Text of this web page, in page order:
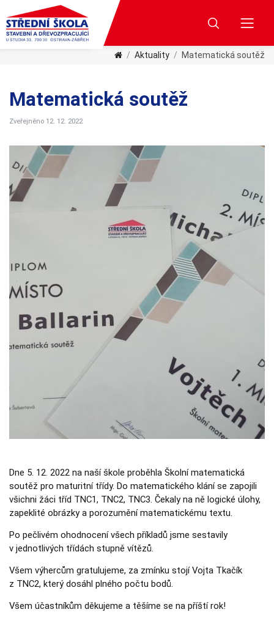
Aktuality Matematická soutěž
Matematická soutěž
Zveřejněno 12. 12. 2022
Dne 5. 12. 2022 na naší škole proběhla Školní matematická
soutěž pro maturitní třídy. Do matematického klání se zapojili
všichni žáci tříd TNC1, TNC2, TNC3. Čekaly na ně logické úlohy,
zapeklité obrázky a porozumění matematickému textu.
Po pečlivém ohodnocení všech příkladů jsme sestavily
v jednotlivých třídách stupně vítězů.
Všem výhercům gratulujeme, za zmínku stojí Vojta Tkačík
z TNC2, který dosáhl plného počtu bodů.
Všem účastníkům děkujeme a těšíme se na příští rok!
Nezbytné
Tyto
soubory
cookie
nezbytné
fungování
webových
funkčnost a
strukturu
webových
stránek na
základě
webové
stránky
zkušenost
Aby naše